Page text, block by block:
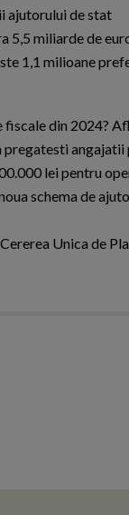
ajutorului de stat
5,5 miliarde de
1,1 milioane
din 2024?
lei pentru
schema de
Unica de